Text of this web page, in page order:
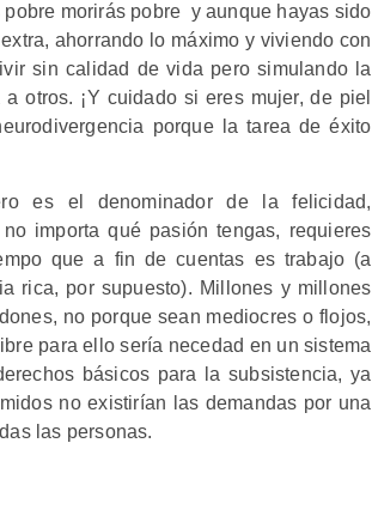
morirás pobre y aunque hayas sido
ahorrando lo máximo y viviendo con
sin calidad de vida pero simulando la
otros. ¡Y cuidado si eres mujer, de piel
porque la tarea de éxito
es el denominador de la felicidad,
importa qué pasión tengas, requieres
que a fin de cuentas es trabajo (a
rica, por supuesto). Millones y millones
no porque sean mediocres o flojos,
para ello sería necedad en un sistema
básicos para la subsistencia, ya
no existirían las demandas por una
las personas.